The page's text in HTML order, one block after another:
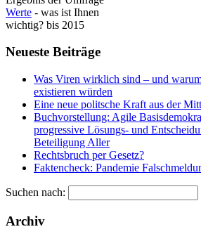
Werte - was ist Ihnen
wichtig? bis 2015
Neueste Beiträge
Was Viren wirklich sind – und
existieren würden
Eine neue politsche Kraft aus der
Buchvorstellung: Agile
progressive Lösungs- und
Beteiligung Aller
Rechtsbruch per Gesetz?
Faktencheck: Pandemie
Suchen nach:
Archiv